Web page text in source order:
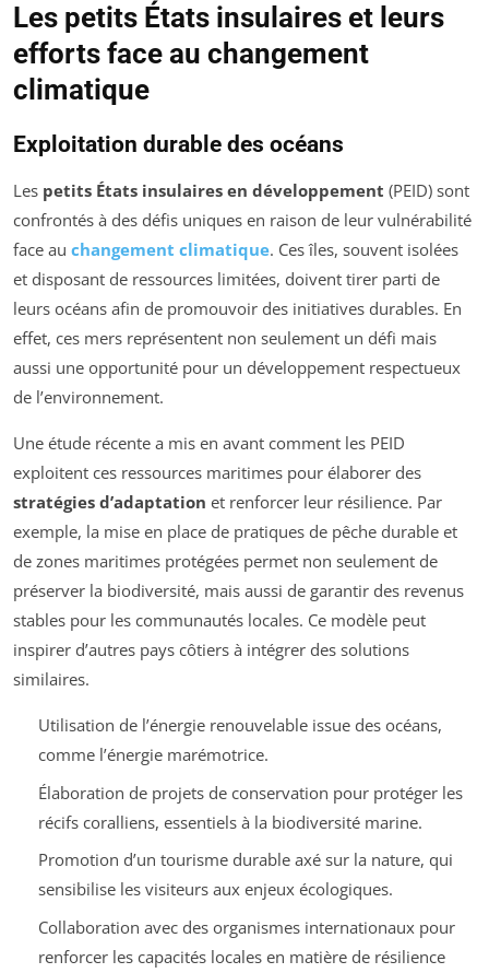
Les petits États insulaires et leurs
efforts face au changement
climatique
Exploitation durable des océans
Les petits États insulaires en développement (PEID) sont
confrontés à des défis uniques en raison de leur vulnérabilité
face au changement climatique. Ces îles, souvent isolées
et disposant de ressources limitées, doivent tirer parti de
leurs océans afin de promouvoir des initiatives durables. En
effet, ces mers représentent non seulement un défi mais
aussi une opportunité pour un développement respectueux
de l’environnement.
Une étude récente a mis en avant comment les PEID
exploitent ces ressources maritimes pour élaborer des
stratégies d’adaptation et renforcer leur résilience. Par
exemple, la mise en place de pratiques de pêche durable et
de zones maritimes protégées permet non seulement de
préserver la biodiversité, mais aussi de garantir des revenus
stables pour les communautés locales. Ce modèle peut
inspirer d’autres pays côtiers à intégrer des solutions
similaires.
Utilisation de l’énergie renouvelable issue des océans,
comme l’énergie marémotrice.
Élaboration de projets de conservation pour protéger les
récifs coralliens, essentiels à la biodiversité marine.
Promotion d’un tourisme durable axé sur la nature, qui
sensibilise les visiteurs aux enjeux écologiques.
Collaboration avec des organismes internationaux pour
renforcer les capacités locales en matière de résilience